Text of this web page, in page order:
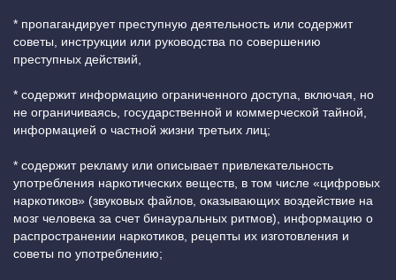
* пропагандирует преступную деятельность или содержит
советы, инструкции или руководства по совершению
преступных действий,
* содержит информацию ограниченного доступа, включая, но
не ограничиваясь, государственной и коммерческой тайной,
информацией о частной жизни третьих лиц;
* содержит рекламу или описывает привлекательность
употребления наркотических веществ, в том числе «цифровых
наркотиков» (звуковых файлов, оказывающих воздействие на
мозг человека за счет бинауральных ритмов), информацию о
распространении наркотиков, рецепты их изготовления и
советы по употреблению;